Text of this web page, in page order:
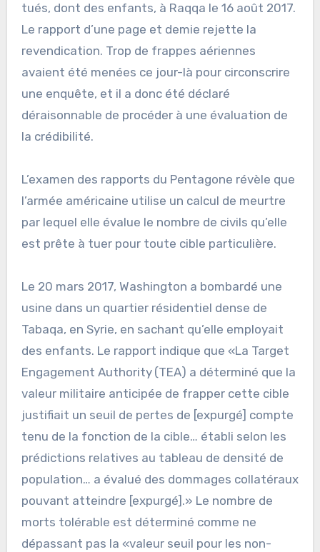
tués, dont des enfants, à Raqqa le 16 août 2017.
Le rapport d’une page et demie rejette la
revendication. Trop de frappes aériennes
avaient été menées ce jour-là pour circonscrire
une enquête, et il a donc été déclaré
déraisonnable de procéder à une évaluation de
la crédibilité.
L’examen des rapports du Pentagone révèle que
l’armée américaine utilise un calcul de meurtre
par lequel elle évalue le nombre de civils qu’elle
est prête à tuer pour toute cible particulière.
Le 20 mars 2017, Washington a bombardé une
usine dans un quartier résidentiel dense de
Tabaqa, en Syrie, en sachant qu’elle employait
des enfants. Le rapport indique que «La Target
Engagement Authority (TEA) a déterminé que la
valeur militaire anticipée de frapper cette cible
justifiait un seuil de pertes de [expurgé] compte
tenu de la fonction de la cible… établi selon les
prédictions relatives au tableau de densité de
population… a évalué des dommages collatéraux
pouvant atteindre [expurgé].» Le nombre de
morts tolérable est déterminé comme ne
dépassant pas la «valeur seuil pour les non-